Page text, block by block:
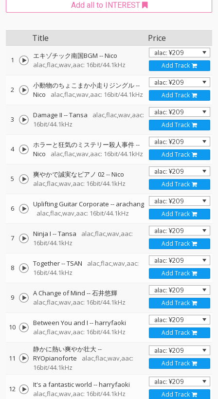
Add all to INTEREST
Title Price
1 エキゾチック南国BGM --Nico
alac,flac,wav,aac: 16bit/44.1kHz
Add Track
2 小動物のちょこまか小走りジングル--
Nico
alac,flac,wav,aac: 16bit/44.1kHz Add Track
3 Damage II --Tansa
alac,flac,wav,aac:
16bit/44.1kHz
Add Track
4 ホラーと狂気のミステリー殺人事件--
Nico
alac,flac,wav,aac: 16bit/44.1kHz Add Track
5 爽やかで誠実なピアノ 02--Nico
alac,flac,wav,aac: 16bit/44.1kHz
Add Track
6 Uplifting Guitar Corporate -- arachang
alac,flac,wav,aac: 16bit/44.1kHz
Add Track
7 Ninja I --Tansa
alac,flac,wav,aac:
16bit/44.1kHz
Add Track
8 Together--TSAN
alac,flac,wav,aac:
16bit/44.1kHz
Add Track
9 A Change of Mind --石井悠輝
alac,flac,wav,aac: 16bit/44.1kHz
Add Track
10 Between You and I --harryfaoki
alac,flac,wav,aac: 16bit/44.1kHz
Add Track
11
静かに熱い爽やか壮大--
RYOpianoforte
alac,flac,wav,aac:
16bit/44.1kHz
Add Track
12 It's a fantastic world --harryfaoki
alac,flac,wav,aac: 16bit/44.1kHz
Add Track